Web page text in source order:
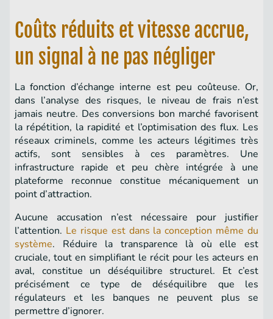
Coûts réduits et vitesse accrue,
un signal à ne pas négliger
La fonction d’échange interne est peu coûteuse. Or,
dans l’analyse des risques, le niveau de frais n’est
jamais neutre. Des conversions bon marché favorisent
la répétition, la rapidité et l’optimisation des flux. Les
réseaux criminels, comme les acteurs légitimes très
actifs, sont sensibles à ces paramètres. Une
infrastructure rapide et peu chère intégrée à une
plateforme reconnue constitue mécaniquement un
point d’attraction.
Aucune accusation n’est nécessaire pour justifier
l’attention. Le risque est dans la conception même du
système. Réduire la transparence là où elle est
cruciale, tout en simplifiant le récit pour les acteurs en
aval, constitue un déséquilibre structurel. Et c’est
précisément ce type de déséquilibre que les
régulateurs et les banques ne peuvent plus se
permettre d’ignorer.